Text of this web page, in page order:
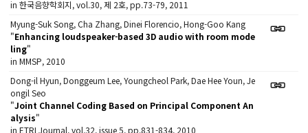
in 한국음향학회지, vol.30, 제 2호, pp.73-79, 2011
Myung-Suk Song, Cha Zhang, Dinei Florencio, Hong-Goo Kang
"Enhancing loudspeaker-based 3D audio with room mode
ling"
in MMSP, 2010
Dong-il Hyun, Donggeum Lee, Youngcheol Park, Dae Hee Youn, Je
ongil Seo
"Joint Channel Coding Based on Principal Component An
alysis"
in ETRI Journal, vol.32, issue 5, pp.831-834, 2010